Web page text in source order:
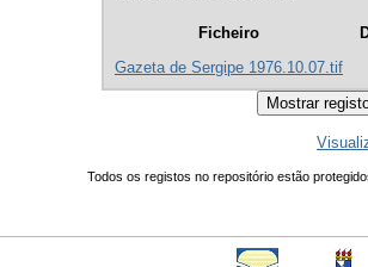
Ficheiro
Gazeta de Sergipe 1976.10.07.tif
Todos os registos no repositório estão